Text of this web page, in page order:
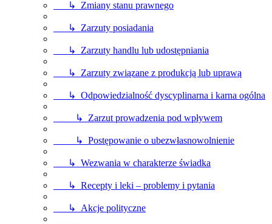
↳ Zmiany stanu prawnego
↳ Zarzuty posiadania
↳ Zarzuty handlu lub udostępniania
↳ Zarzuty związane z produkcją lub uprawą
↳ Odpowiedzialność dyscyplinarna i karna ogólna
↳ Zarzut prowadzenia pod wpływem
↳ Postępowanie o ubezwłasnowolnienie
↳ Wezwania w charakterze świadka
↳ Recepty i leki – problemy i pytania
↳ Akcje polityczne